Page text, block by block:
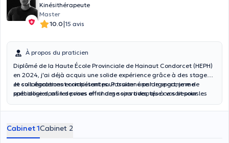
Kinésithérapeute
Master
10.0|15 avis
À propos du praticien
Diplômé de la Haute École Provinciale de Hainaut Condorcet (HEPH)
en 2024, j'ai déjà acquis une solide expérience grâce à des stages
et collaborations enrichissantes. Passionné par le sport, je me
spécialise dans les prises en charge sportives, que ce soit pour les
Je suis également compétent pour traiter une large gamme de
pathologies, afin de vous offrir des soins adaptés à vos besoins
professionnelle, je m'engage à vous accompagner sur le chemin de
Cabinet 1Cabinet 2